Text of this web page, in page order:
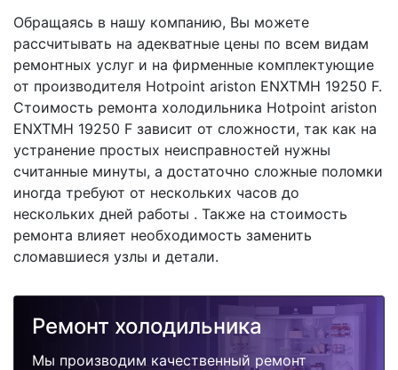
Обращаясь в нашу компанию, Вы можете
рассчитывать на адекватные цены по всем видам
ремонтных услуг и на фирменные комплектующие
от производителя Hotpoint ariston ENXTMH 19250 F.
Стоимость ремонта холодильника Hotpoint ariston
ENXTMH 19250 F зависит от сложности, так как на
устранение простых неисправностей нужны
считанные минуты, а достаточно сложные поломки
иногда требуют от нескольких часов до
нескольких дней работы . Также на стоимость
ремонта влияет необходимость заменить
сломавшиеся узлы и детали.
Ремонт холодильника
Мы производим качественный ремонт